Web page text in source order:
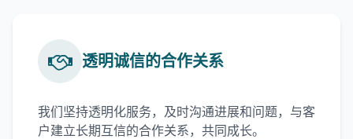
透明诚信的合作关系
我们坚持透明化服务，及时沟通进展和问题，与客
户建立长期互信的合作关系，共同成长。